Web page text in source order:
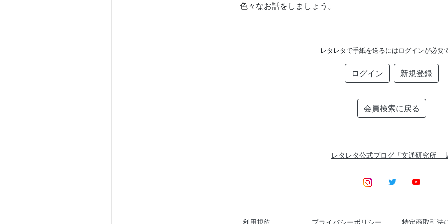
色々なお話をしましょう。
レタレタで手紙を送るにはログインが必要
ログイン 新規登録
会員検索に戻る
レタレタ公式ブログ「文通研究所」
利用規約 プライバシーポリシー 特定商取引法